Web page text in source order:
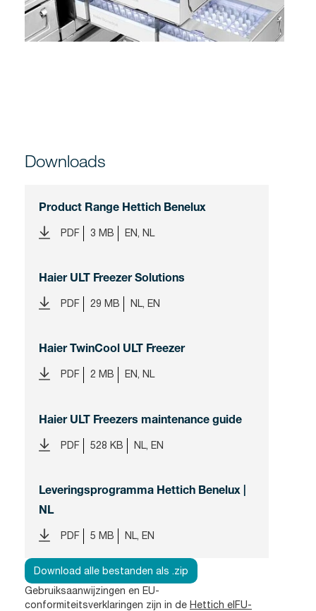
Downloads
Product Range Hettich Benelux
PDF 3 MB EN, NL
Haier ULT Freezer Solutions
PDF 29 MB NL, EN
Haier TwinCool ULT Freezer
PDF 2 MB EN, NL
Haier ULT Freezers maintenance guide
PDF 528 KB NL, EN
Leveringsprogramma Hettich Benelux |
NL
PDF 5 MB NL, EN
Download alle bestanden als .zip
Gebruiksaanwijzingen en EU-
conformiteitsverklaringen zijn in de Hettich eIFU-